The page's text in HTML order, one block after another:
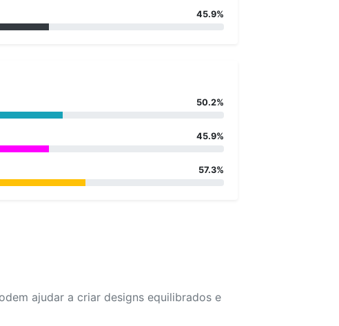
45.9%
50.2%
45.9%
57.3%
ajudar a criar designs equilibrados e